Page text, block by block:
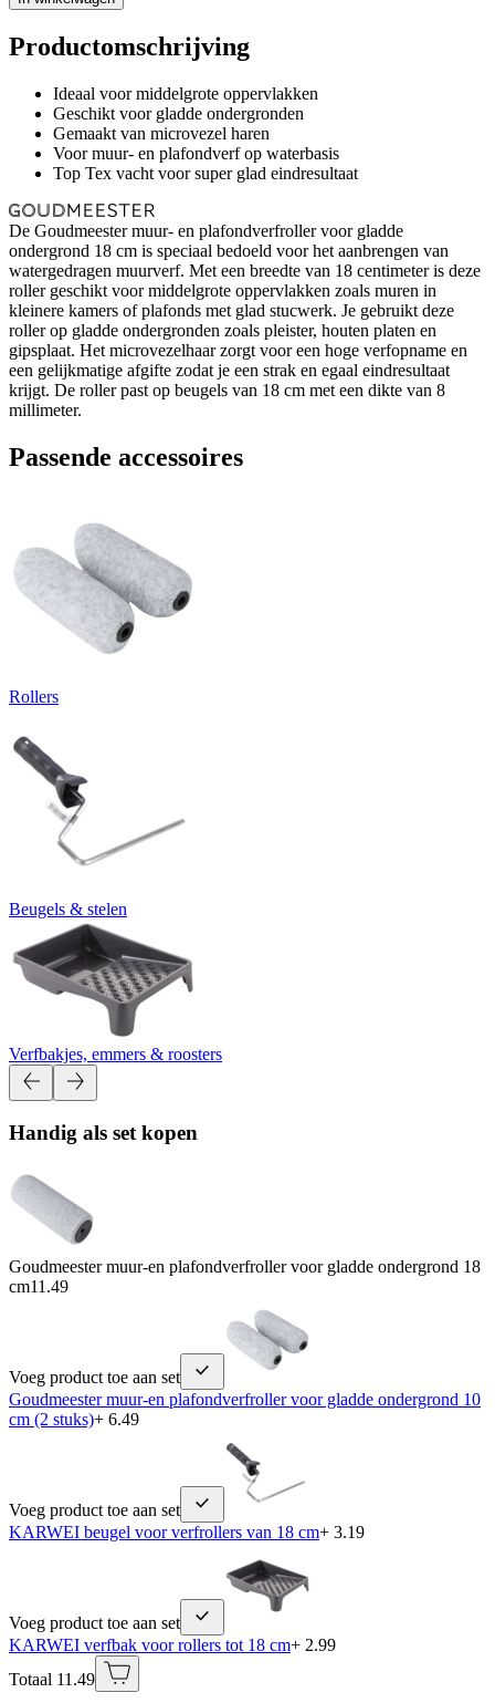
Productomschrijving
Ideaal voor middelgrote oppervlakken
Geschikt voor gladde ondergronden
Gemaakt van microvezel haren
Voor muur- en plafondverf op waterbasis
Top Tex vacht voor super glad eindresultaat
De Goudmeester muur- en plafondverfroller voor gladde
ondergrond 18 cm is speciaal bedoeld voor het aanbrengen van
watergedragen muurverf. Met een breedte van 18 centimeter is deze
roller geschikt voor middelgrote oppervlakken zoals muren in
kleinere kamers of plafonds met glad stucwerk. Je gebruikt deze
roller op gladde ondergronden zoals pleister, houten platen en
gipsplaat. Het microvezelhaar zorgt voor een hoge verfopname en
een gelijkmatige afgifte zodat je een strak en egaal eindresultaat
krijgt. De roller past op beugels van 18 cm met een dikte van 8
millimeter.
Passende accessoires
Rollers
Beugels & stelen
Verfbakjes, emmers & roosters
Handig als set kopen
Goudmeester muur-en plafondverfroller voor gladde ondergrond 18
cm11.49
Voeg product toe aan set
Goudmeester muur-en plafondverfroller voor gladde ondergrond 10
cm (2 stuks)+ 6.49
Voeg product toe aan set
KARWEI beugel voor verfrollers van 18 cm+ 3.19
Voeg product toe aan set
KARWEI verfbak voor rollers tot 18 cm+ 2.99
Totaal 11.49